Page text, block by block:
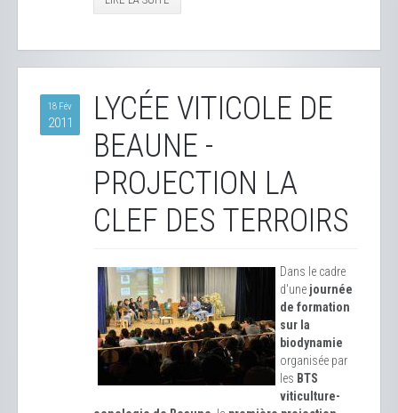
18 Fév
2011
LYCÉE VITICOLE DE
BEAUNE -
PROJECTION LA
CLEF DES TERROIRS
Dans le cadre
d'une journée
de formation
sur la
biodynamie
organisée par
les BTS
viticulture-